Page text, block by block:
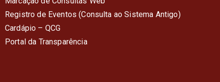
Registro de Eventos (Consulta ao Sistema Antigo)
Cardápio – QCG
Portal da Transparência